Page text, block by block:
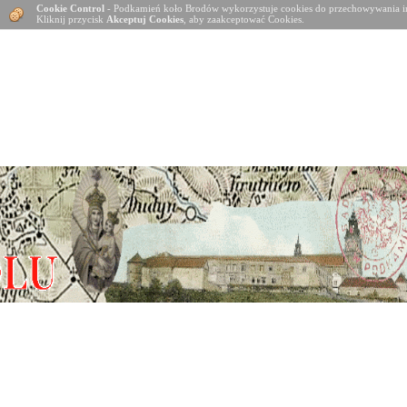
Cookie Control - Podkamień koło Brodów wykorzystuje cookies do
Kliknij przycisk Akceptuj Cookies , aby zaakceptować Cookies.